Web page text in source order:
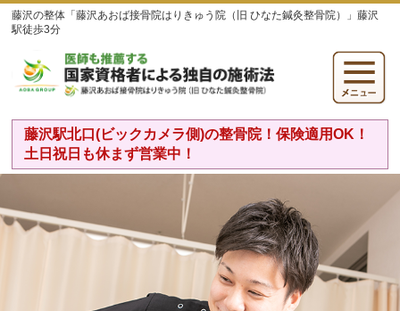
藤沢の整体「藤沢あおば接骨院はりきゅう院（旧 ひなた鍼灸整骨院）」藤沢
駅徒歩3分
藤沢駅北口(ビックカメラ側)の整骨院！保険適用OK！
土日祝日も休まず営業中！